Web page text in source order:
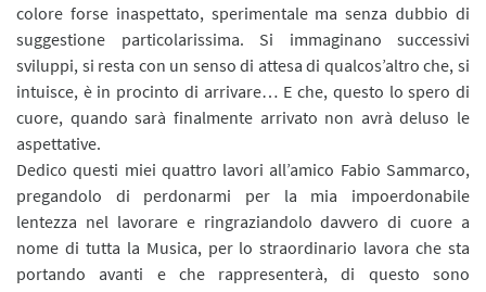
colore forse inaspettato, sperimentale ma senza dubbio di
suggestione particolarissima. Si immaginano successivi
sviluppi, si resta con un senso di attesa di qualcos’altro che, si
intuisce, è in procinto di arrivare… E che, questo lo spero di
cuore, quando sarà finalmente arrivato non avrà deluso le
aspettative.
Dedico questi miei quattro lavori all’amico Fabio Sammarco,
pregandolo di perdonarmi per la mia impoerdonabile
lentezza nel lavorare e ringraziandolo davvero di cuore a
nome di tutta la Musica, per lo straordinario lavora che sta
portando avanti e che rappresenterà, di questo sono